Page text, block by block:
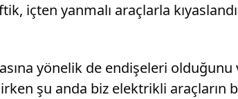
içten yanmalı araçlarla
yönelik de endişeleri
şu anda biz elektrikli araçların